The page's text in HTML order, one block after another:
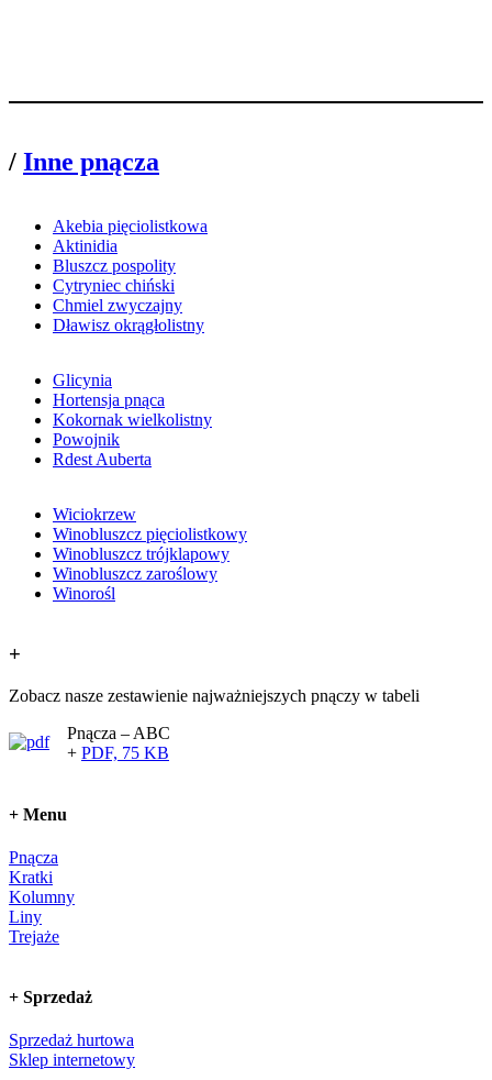
/ Inne pnącza
Akebia pięciolistkowa
Aktinidia
Bluszcz pospolity
Cytryniec chiński
Chmiel zwyczajny
Dławisz okrągłolistny
Glicynia
Hortensja pnąca
Kokornak wielkolistny
Powojnik
Rdest Auberta
Wiciokrzew
Winobluszcz pięciolistkowy
Winobluszcz trójklapowy
Winobluszcz zaroślowy
Winorośl
+
Zobacz nasze zestawienie najważniejszych pnączy w tabeli
Pnącza – ABC
+ PDF, 75 KB
+ Menu
Pnącza
Kratki
Kolumny
Liny
Trejaże
+ Sprzedaż
Sprzedaż hurtowa
Sklep internetowy